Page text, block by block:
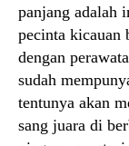
panjang adalah
pecinta kicauan
dengan
sudah
tentunya akan
sang juara di